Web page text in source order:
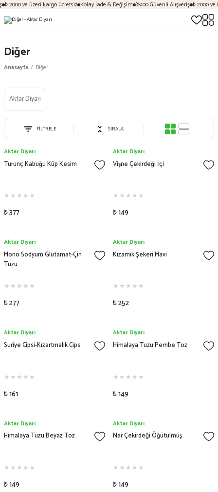
₺ 2000 ve üzeri kargo ücretsiz Kolay İade & Değişim %100 Güvenli Alışveriş ₺ 2000 ve
Diğer
Anasayfa Diğer
Aktar Diyarı
FİLTRELE SIRALA
Aktar Diyarı
Turunç Kabuğu Küp Kesim
₺ 377
Aktar Diyarı
Vişne Çekirdeği İçi
₺ 149
Aktar Diyarı
Mono Sodyum Glutamat-Çin
Tuzu
₺ 277
Aktar Diyarı
Kızamık Şekeri Mavi
₺ 252
Aktar Diyarı
Suriye Cipsi-Kızartmalık Cips
₺ 161
Aktar Diyarı
Himalaya Tuzu Pembe Toz
₺ 149
Aktar Diyarı
Himalaya Tuzu Beyaz Toz
₺ 149
Aktar Diyarı
Nar Çekirdeği Öğütülmüş
₺ 149